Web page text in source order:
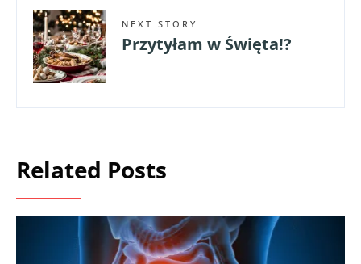
NEXT STORY
Przytyłam w Święta!?
Related Posts